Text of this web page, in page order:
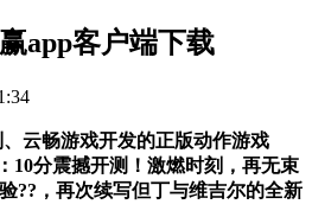
app客户端下载
云畅游戏开发的正版动作游戏
10分震撼开测！激燃时刻，再无束
??，再次续写但丁与维吉尔的全新